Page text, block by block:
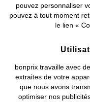
pouvez personnaliser
pouvez à tout moment
le lien «
bonprix travaille avec
extraites de votre
que nous avons
optimiser nos